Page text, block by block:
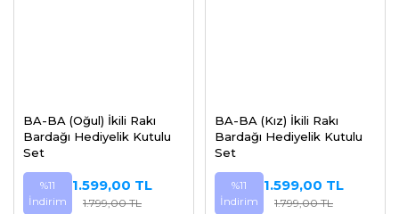
BA-BA (Oğul) İkili Rakı
Bardağı Hediyelik Kutulu
Set
%11
İndirim
1.599,00 TL
1.799,00 TL
BA-BA (Kız) İkili Rakı
Bardağı Hediyelik Kutulu
Set
%11
İndirim
1.599,00 TL
1.799,00 TL